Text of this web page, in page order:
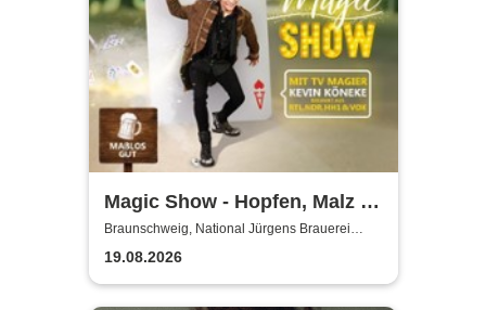
Magic Show - Hopfen, Malz &
Wunder - Kevin Köneke
Braunschweig, National Jürgens Brauerei
GmbH
19.08.2026